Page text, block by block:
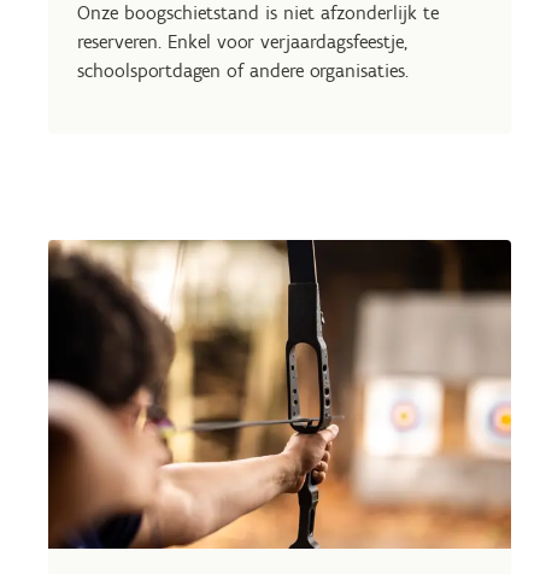
Onze boogschietstand is niet afzonderlijk te
reserveren. Enkel voor verjaardagsfeestje,
schoolsportdagen of andere organisaties.